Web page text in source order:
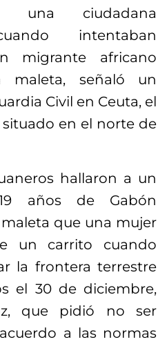
una ciudadana
intentaban
migrante africano
maleta, señaló un
Civil en Ceuta, el
en el norte de
hallaron a un
años de Gabón
que una mujer
un carrito cuando
la frontera terrestre
el 30 de diciembre,
que pidió no ser
a las normas